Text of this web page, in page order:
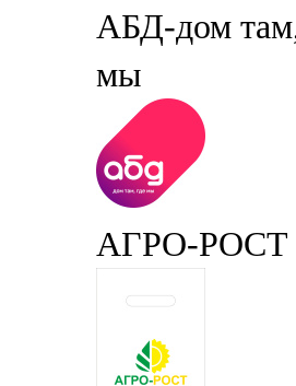
АБД-дом
мы
АГРО-РОСТ